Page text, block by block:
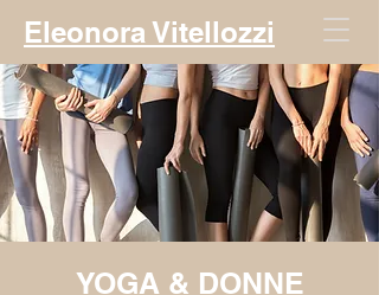
Eleonora Vitellozzi
YOGA & DONNE